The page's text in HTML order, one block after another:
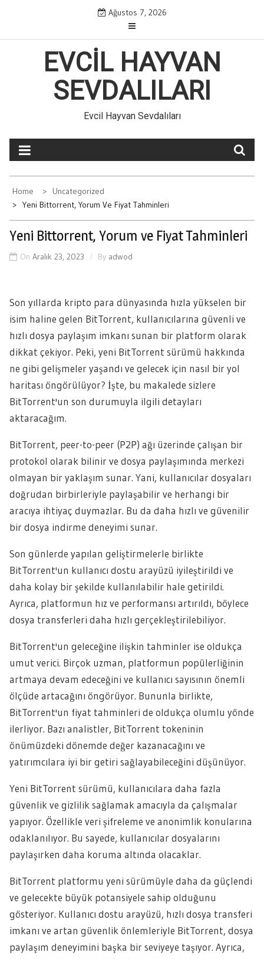
content
Ağustos 7, 2026
EVCIL HAYVAN
SEVDALILARI
Evcil Hayvan Sevdalıları
Home
Uncategorized
Yeni Bittorrent, Yorum Ve Fiyat Tahminleri
Yeni Bittorrent, Yorum ve Fiyat Tahminleri
On Aralık 23, 2023 By adwod
Son yıllarda kripto para dünyasında hızla yükselen bir
isim haline gelen BitTorrent, kullanıcılarına güvenli ve
hızlı dosya paylaşım imkanı sunan bir platform olarak
dikkat çekiyor. Peki, yeni BitTorrent sürümü hakkında
ne gibi gelişmeler yaşandı ve gelecek için nasıl bir yol
haritası öngörülüyor? İşte, bu makalede sizlere
BitTorrent'un son durumuyla ilgili detayları
aktaracağım.
BitTorrent, peer-to-peer (P2P) ağı üzerinde çalışan bir
protokol olarak bilinir ve dosya paylaşımında merkezi
olmayan bir yaklaşım sunar. Yani, kullanıcılar dosyaları
doğrudan birbirleriyle paylaşabilir ve herhangi bir
aracıya ihtiyaç duymazlar. Bu da daha hızlı ve güvenilir
bir dosya indirme deneyimi sunar.
Son günlerde yapılan geliştirmelerle birlikte
BitTorrent'un kullanıcı dostu arayüzü iyileştirildi ve
daha kolay bir şekilde kullanılabilir hale getirildi.
Ayrıca, platformun hız ve performansı artırıldı, böylece
dosya transferleri daha hızlı gerçekleştirilebiliyor.
BitTorrent'un geleceğine ilişkin tahminler ise oldukça
umut verici. Birçok uzman, platformun popülerliğinin
artmaya devam edeceğini ve kullanıcı sayısının önemli
ölçüde artacağını öngörüyor. Bununla birlikte,
BitTorrent'un fiyat tahminleri de oldukça olumlu yönde
ilerliyor. Bazı analistler, BitTorrent tokeninin
önümüzdeki dönemde değer kazanacağını ve
yatırımcılara iyi bir getiri sağlayabileceğini düşünüyor.
Yeni BitTorrent sürümü, kullanıcılara daha fazla
güvenlik ve gizlilik sağlamak amacıyla da çalışmalar
yapıyor. Özellikle veri şifreleme ve anonimlik konularına
odaklanılıyor. Bu sayede, kullanıcılar dosyalarını
paylaşırken daha koruma altında olacaklar.
BitTorrent platformu yeni sürümüyle daha da güçlendi
ve gelecekte büyük potansiyele sahip olduğunu
gösteriyor. Kullanıcı dostu arayüzü, hızlı dosya transferi
imkanı ve artan güvenlik önlemleriyle BitTorrent, dosya
paylaşım deneyimini başka bir seviyeye taşıyor. Ayrıca,